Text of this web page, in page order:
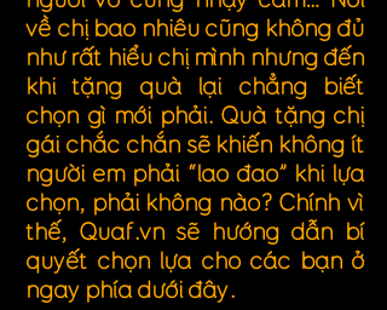
về chị bao nhiêu cũng không đủ
như rất hiểu chị mình nhưng đến
khi tặng quà lại chẳng biết
chọn gì mới phải. Quà tặng chị
gái chắc chắn sẽ khiến không ít
người em phải “lao đao” khi lựa
chọn, phải không nào? Chính vì
thế, Quaf.vn sẽ hướng dẫn bí
quyết chọn lựa cho các bạn ở
ngay phía dưới đây.